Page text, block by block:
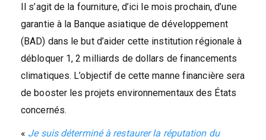
Il s’agit de la fourniture, d’ici le mois prochain, d’une
garantie à la Banque asiatique de développement
(BAD) dans le but d’aider cette institution régionale à
débloquer 1, 2 milliards de dollars de financements
climatiques. L’objectif de cette manne financière sera
de booster les projets environnementaux des États
concernés.
« Je suis déterminé à restaurer la réputation du